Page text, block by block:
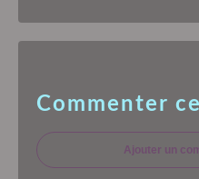
Commenter
Ajouter un